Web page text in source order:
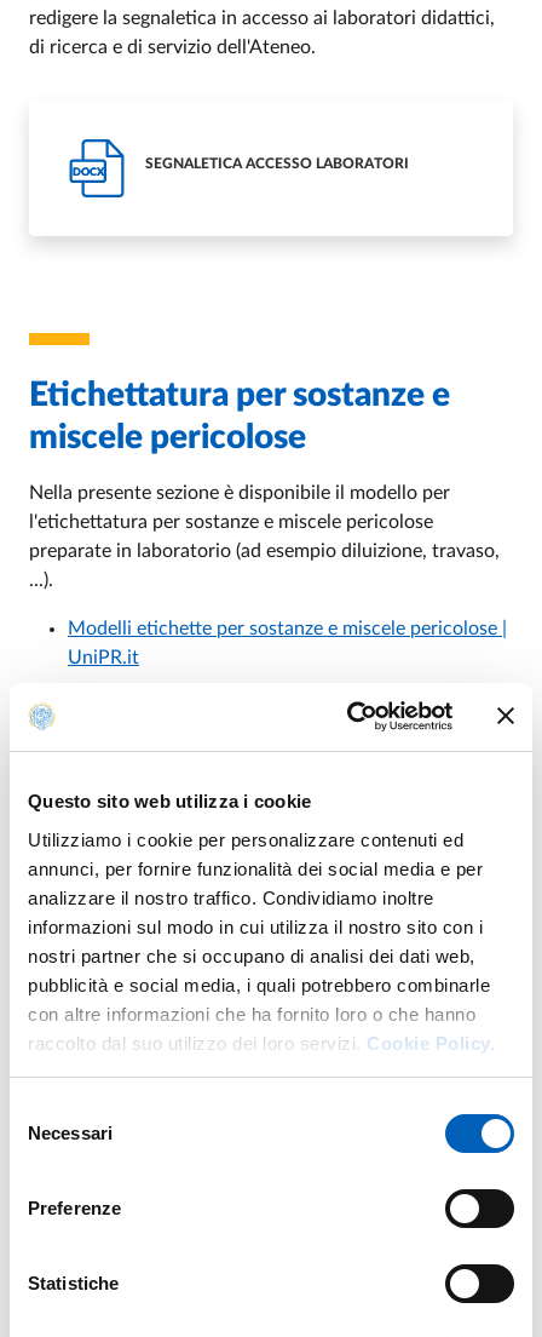
Questo sito web utilizza i cookie
Utilizziamo i cookie per personalizzare contenuti ed
annunci, per fornire funzionalità dei social media e per
analizzare il nostro traffico. Condividiamo inoltre
informazioni sul modo in cui utilizza il nostro sito con i
nostri partner che si occupano di analisi dei dati web,
pubblicità e social media, i quali potrebbero combinarle
con altre informazioni che ha fornito loro o che hanno
raccolto dal suo utilizzo dei loro servizi. Cookie Policy.
delNecessari
Preferenze
Statistiche
redigere la segnaletica in accesso ai laboratori didattici,
di ricerca e di servizio dell'Ateneo.
DOCX
SEGNALETICA ACCESSO LABORATORI
Etichettatura per sostanze e
miscele pericolose
Nella presente sezione è disponibile il modello per
l'etichettatura per sostanze e miscele pericolose
preparate in laboratorio (ad esempio diluizione, travaso,
...).
Modelli etichette per sostanze e miscele pericolose |
UniPR.it
rifiuti pericolosi
Nella presente sezione sono pubblicati i modelli per
l'etichettatura dei rifiuti pericolosi e per la
predisposizione dei verbali interni di tracciabilità dei
rifiuti prodotti nei laboratori didattici, di ricerca e di
servizio dell'Ateneo.
Modelli etichetta e verbale rifiuti pericolosi |
UniPR.it
Segnaletica per le cappe
Nella presente sezione è disponibile il modello per la